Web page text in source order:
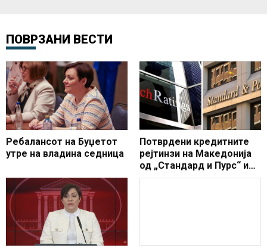
ПОВРЗАНИ ВЕСТИ
Ребалансот на Буџетот
утре на владина седница
Потврдени кредитните
рејтинзи на Македонија
од „Стандард и Пурс“ и
„Фич“ – стабилни